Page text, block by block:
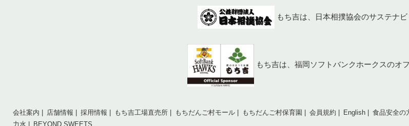
もち吉は、日本相撲協会のサステナビ
もち吉は、福岡ソフトバンクホークスのオ
会社案内 店舗情報 採用情報 もち吉工場直売所 もちだんご村モール もちだんご村保育園 会員規約 English
食品安全の
力水
BEYOND SWEETS